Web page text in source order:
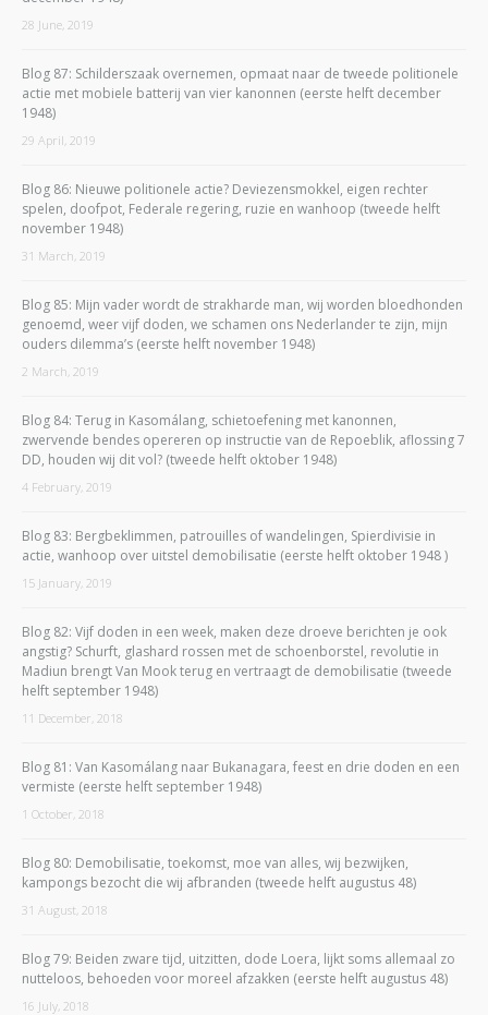
28 June, 2019
Blog 87: Schilderszaak overnemen, opmaat naar de tweede politionele
actie met mobiele batterij van vier kanonnen (eerste helft december
1948)
29 April, 2019
Blog 86: Nieuwe politionele actie? Deviezensmokkel, eigen rechter
spelen, doofpot, Federale regering, ruzie en wanhoop (tweede helft
november 1948)
31 March, 2019
Blog 85: Mijn vader wordt de strakharde man, wij worden bloedhonden
genoemd, weer vijf doden, we schamen ons Nederlander te zijn, mijn
ouders dilemma’s (eerste helft november 1948)
2 March, 2019
Blog 84: Terug in Kasomálang, schietoefening met kanonnen,
zwervende bendes opereren op instructie van de Repoeblik, aflossing 7
DD, houden wij dit vol? (tweede helft oktober 1948)
4 February, 2019
Blog 83: Bergbeklimmen, patrouilles of wandelingen, Spierdivisie in
actie, wanhoop over uitstel demobilisatie (eerste helft oktober 1948 )
15 January, 2019
Blog 82: Vijf doden in een week, maken deze droeve berichten je ook
angstig? Schurft, glashard rossen met de schoenborstel, revolutie in
Madiun brengt Van Mook terug en vertraagt de demobilisatie (tweede
helft september 1948)
11 December, 2018
Blog 81: Van Kasomálang naar Bukanagara, feest en drie doden en een
vermiste (eerste helft september 1948)
1 October, 2018
Blog 80: Demobilisatie, toekomst, moe van alles, wij bezwijken,
kampongs bezocht die wij afbranden (tweede helft augustus 48)
31 August, 2018
Blog 79: Beiden zware tijd, uitzitten, dode Loera, lijkt soms allemaal zo
nutteloos, behoeden voor moreel afzakken (eerste helft augustus 48)
16 July, 2018